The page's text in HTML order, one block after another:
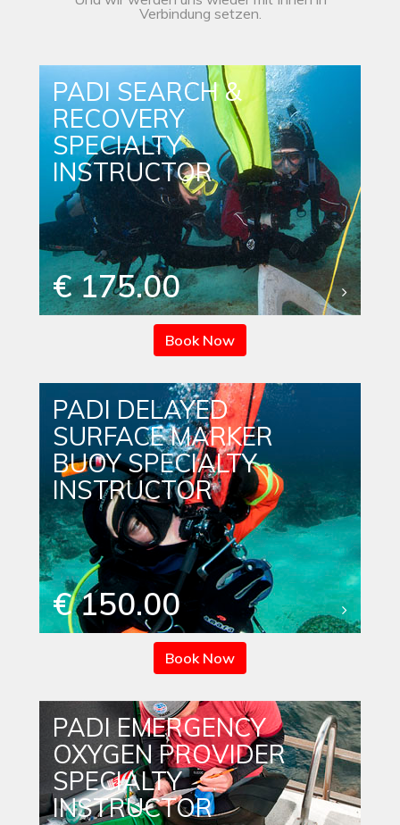
Verbindung setzen.
PADI SEARCH &
RECOVERY
SPECIALTY
INSTRUCTOR
€ 175.00
Book Now
PADI DELAYED
SURFACE MARKER
BUOY SPECIALTY
INSTRUCTOR
€ 150.00
Book Now
PADI EMERGENCY
OXYGEN PROVIDER
SPECIALTY
INSTRUCTOR